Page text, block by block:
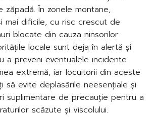
În zonele montane,
mai dificile, cu risc crescut de
blocate din cauza ninsorilor
locale sunt deja în alertă și
a preveni eventualele incidente
extremă, iar locuitorii din aceste
să evite deplasările neesențiale și
suplimentare de precauție pentru a
scăzute și viscolului.